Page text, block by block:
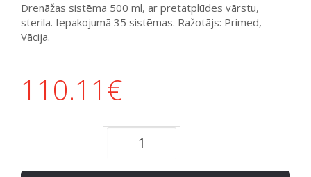
Drenāžas sistēma 500 ml, ar pretatplūdes vārstu,
sterila. Iepakojumā 35 sistēmas. Ražotājs: Primed,
Vācija.
110.11 €